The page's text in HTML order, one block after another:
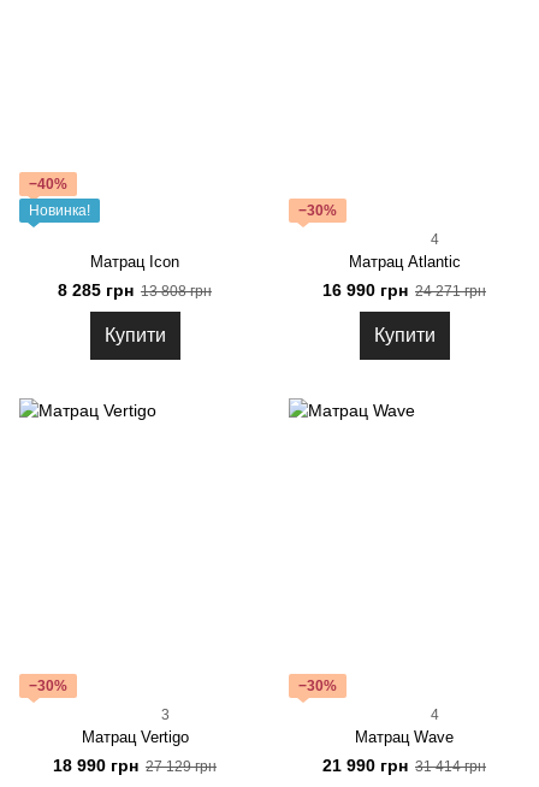
−40%
Новинка!
Матрац Icon
8 285 грн 13 808 грн
Купити
−30%
4
Матрац Atlantic
16 990 грн 24 271 грн
Купити
−30%
3
Матрац Vertigo
18 990 грн 27 129 грн
−30%
4
Матрац Wave
21 990 грн 31 414 грн